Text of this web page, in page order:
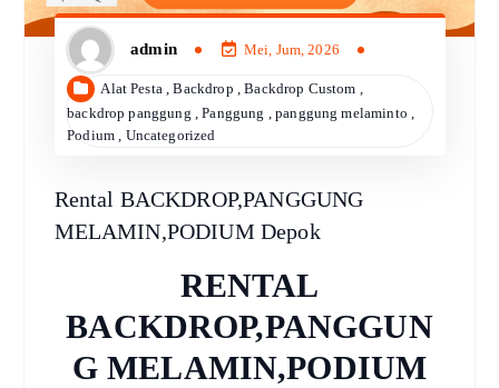
admin Mei, Jum, 2026
Alat Pesta ,Backdrop ,Backdrop Custom
backdrop panggung ,Panggung ,panggung melaminto ,
Podium , Uncategorized
Rental BACKDROP,PANGGUNG
MELAMIN,PODIUM Depok
RENTAL
BACKDROP,PANGGUN
G MELAMIN,PODIUM